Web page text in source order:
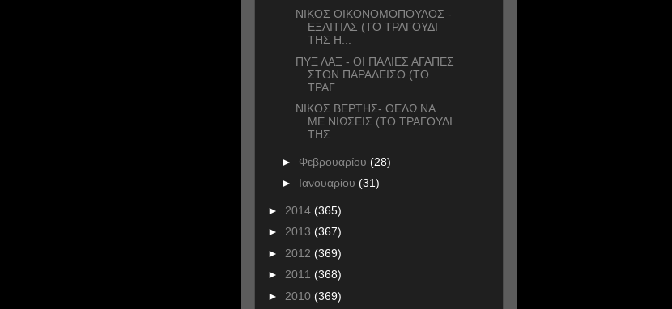
ΝΙΚΟΣ ΟΙΚΟΝΟΜΟΠΟΥΛΟΣ -
ΕΞΑΙΤΙΑΣ (ΤΟ ΤΡΑΓΟΥΔΙ
ΤΗΣ Η...
ΠΥΞ ΛΑΞ - ΟΙ ΠΑΛΙΕΣ ΑΓΑΠΕΣ
ΣΤΟΝ ΠΑΡΑΔΕΙΣΟ (ΤΟ
ΤΡΑΓ...
ΝΙΚΟΣ ΒΕΡΤΗΣ- ΘΕΛΩ ΝΑ
ΜΕ ΝΙΩΣΕΙΣ (ΤΟ ΤΡΑΓΟΥΔΙ
ΤΗΣ ...
► Φεβρουαρίου (28)
► Ιανουαρίου (31)
► 2014 (365)
► 2013 (367)
► 2012 (369)
► 2011 (368)
► 2010 (369)